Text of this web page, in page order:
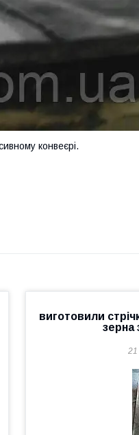
конвеєрі.
виготовили
зерна